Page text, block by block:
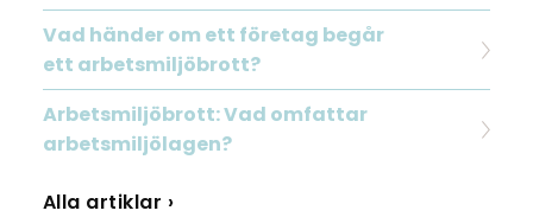
Vad händer om ett företag begår
ett arbetsmiljöbrott?
Arbetsmiljöbrott: Vad omfattar
arbetsmiljölagen?
Alla artiklar ›